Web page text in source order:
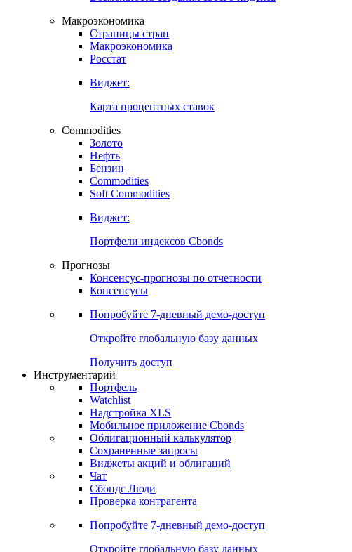
Создать индекс
Возможность создания своего индекса
Макроэкономика
Страницы стран
Макроэкономика
Росстат
Виджет:
Карта процентных ставок
Commodities
Золото
Нефть
Бензин
Commodities
Soft Commodities
Виджет:
Портфели индексов Cbonds
Прогнозы
Консенсус-прогнозы по отчетности
Консенсусы
Попробуйте7-дневный
Откройте глобальную базу данных
Получить доступ
Инструментарий
Портфель
Watchlist
Надстройка XLS
Мобильное приложение Cbonds
Облигационный калькулятор
Сохраненные запросы
Виджеты акций и облигаций
Чат
Сбондс Люди
Проверка контрагента